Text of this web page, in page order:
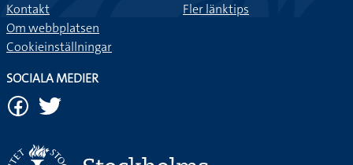
Kontakt
Om webbplatsen
Cookieinställningar
Fler länktips
SOCIALA MEDIER